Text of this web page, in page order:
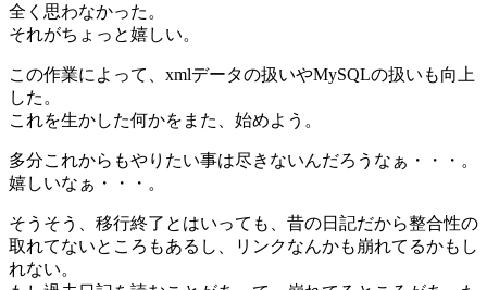
全く思わなかった。
それがちょっと嬉しい。
この作業によって、xmlデータの扱いやMySQLの扱いも向上
した。
これを生かした何かをまた、始めよう。
多分これからもやりたい事は尽きないんだろうなぁ・・・。
嬉しいなぁ・・・。
そうそう、移行終了とはいっても、昔の日記だから整合性の
取れてないところもあるし、リンクなんかも崩れてるかもし
れない。